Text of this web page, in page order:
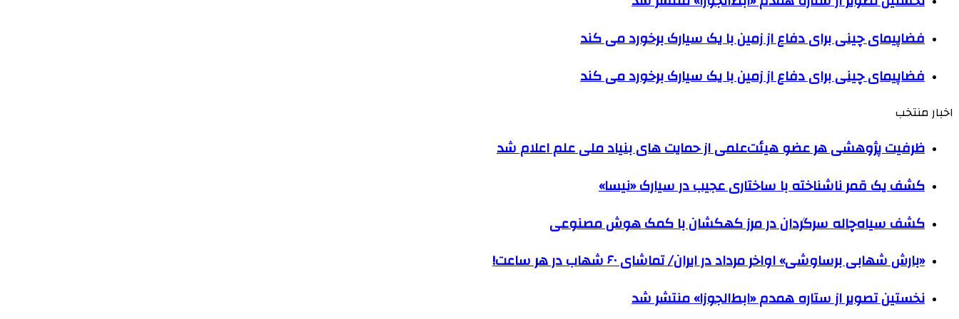
فضاپیمای چینی برای دفاع از زمین با یک سیارک برخورد می کند
فضاپیمای چینی برای دفاع از زمین با یک سیارک برخورد می کند
اخبار منتخب
ظرفیت پژوهشی هر عضو هیئت‌علمی از حمایت های بنیاد ملی علم اعلام شد
کشف یک قمر ناشناخته با ساختاری عجیب در سیارک «نیسا»
کشف سیاه‌چاله سرگردان در مرز کهکشان با کمک هوش مصنوعی
«بارش شهابی برساوشی» اواخر مرداد در ایران/ تماشای ۶۰ شهاب در هر ساعت!
نخستین تصویر از ستاره همدم «ابط‌الجوزا» منتشر شد